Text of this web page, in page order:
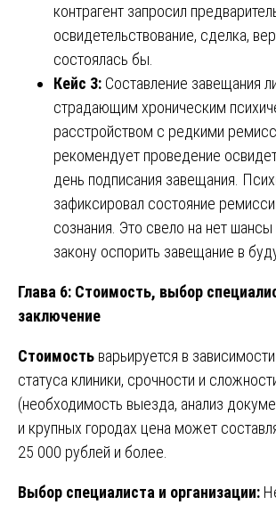
контрагент запросил
освидетельствование, сделка,
состоялась бы.
Кейс 3: Составление завещания
страдающим хроническим
расстройством с редкими
рекомендует проведение
день подписания завещания.
зафиксировал состояние
сознания. Это свело на нет
закону оспорить завещание в
Глава 6: Стоимость, выбор
заключение
Стоимость варьируется в
статуса клиники, срочности и
(необходимость выезда, анализ
и крупных городах цена может
25 000 рублей и более.
Выбор специалиста и организации: